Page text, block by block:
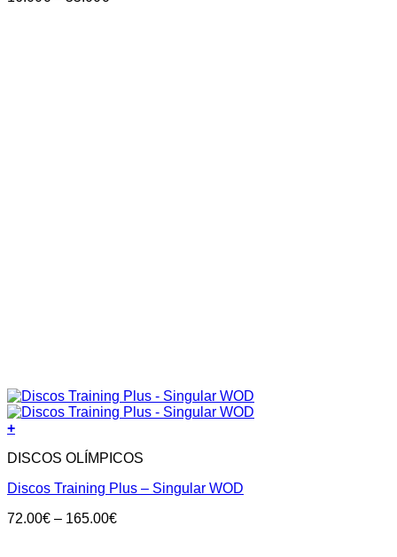
+
DISCOS OLÍMPICOS
Discos Training Plus – Singular WOD
72.00€ – 165.00€Price